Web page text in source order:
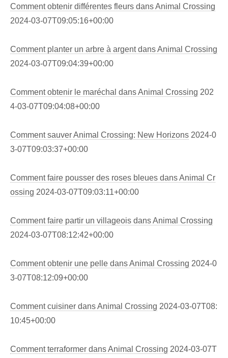
Comment obtenir différentes fleurs dans Animal Crossing
2024-03-07T09:05:16+00:00
Comment planter un arbre à argent dans Animal Crossing
2024-03-07T09:04:39+00:00
Comment obtenir le maréchal dans Animal Crossing 202
4-03-07T09:04:08+00:00
Comment sauver Animal Crossing: New Horizons 2024-0
3-07T09:03:37+00:00
Comment faire pousser des roses bleues dans Animal Cr
ossing 2024-03-07T09:03:11+00:00
Comment faire partir un villageois dans Animal Crossing
2024-03-07T08:12:42+00:00
Comment obtenir une pelle dans Animal Crossing 2024-0
3-07T08:12:09+00:00
Comment cuisiner dans Animal Crossing 2024-03-07T08:
10:45+00:00
Comment terraformer dans Animal Crossing 2024-03-07T